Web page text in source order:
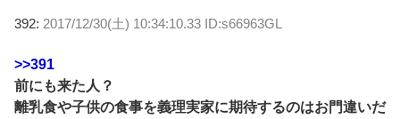
392: 2017/12/30(土) 10:34:10.33 ID:s66963GL
>>391
前にも来た人？
離乳食や子供の食事を義理実家に期待するのはお門違いだ